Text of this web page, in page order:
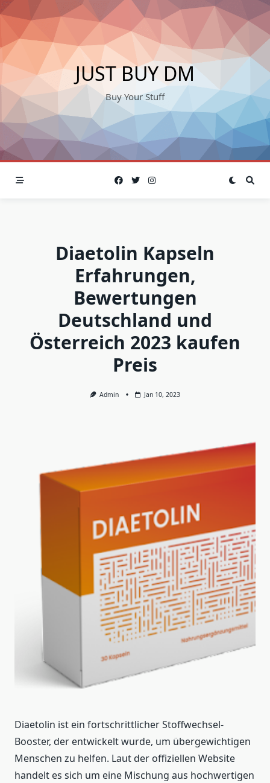
Skip
content
JUST BUY DM
Buy Your Stuff
Diaetolin Kapseln
Erfahrungen,
Bewertungen
Deutschland und
Österreich 2023 kaufen
Preis
Admin Jan 10, 2023
Diaetolin ist ein fortschrittlicher Stoffwechsel-
Booster, der entwickelt wurde, um übergewichtigen
Menschen zu helfen. Laut der offiziellen Website
handelt es sich um eine Mischung aus hochwertigen